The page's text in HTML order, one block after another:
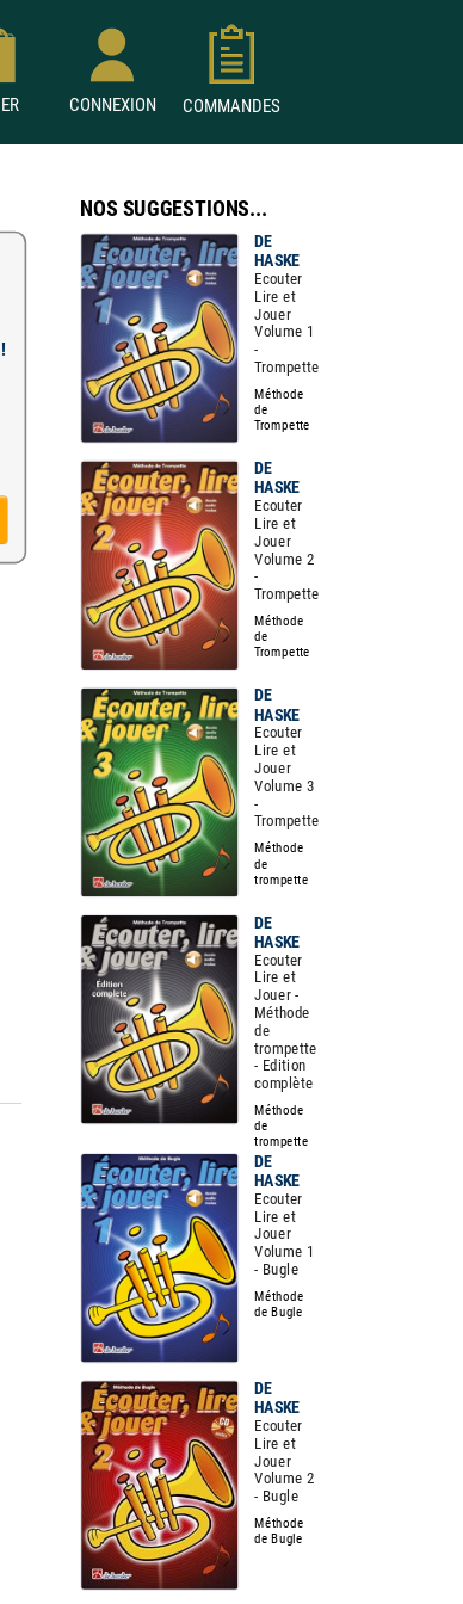
CONNEXION COMMANDES
NOS SUGGESTIONS...
DE
HASKE
Ecouter
Lire et
Jouer
Volume 1
-
Trompette
Méthode
de
Trompette
DE
HASKE
Ecouter
Lire et
Jouer
Volume 2
-
Trompette
Méthode
de
Trompette
DE
HASKE
Ecouter
Lire et
Jouer
Volume 3
-
Trompette
Méthode
de
trompette
DE
HASKE
Ecouter
Lire et
Jouer -
Méthode
de
trompette
- Edition
complète
Méthode
de
trompette
DE
HASKE
Ecouter
Lire et
Jouer
Volume 1
- Bugle
Méthode
de Bugle
DE
HASKE
Ecouter
Lire et
Jouer
Volume 2
- Bugle
Méthode
de Bugle